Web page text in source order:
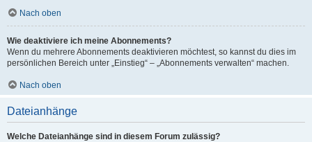
Nach oben
Wie deaktiviere ich meine Abonnements?
Wenn du mehrere Abonnements deaktivieren möchtest, so kannst du dies im
persönlichen Bereich unter „Einstieg“ – „Abonnements verwalten“ machen.
Nach oben
Dateianhänge
Welche Dateianhänge sind in diesem Forum zulässig?